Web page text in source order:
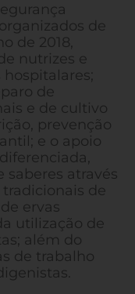
de
de 2018,
nutrizes e
de
e de cultivo
prevenção
e o apoio
saberes através
de
ervas
utilização de
além do
de trabalho